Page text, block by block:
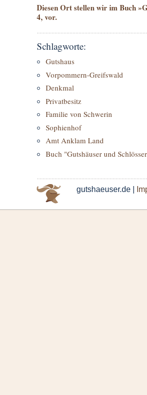
Diesen Ort stellen wir im Buch
4, vor.
Schlagworte:
Gutshaus
Vorpommern-Greifswald
Denkmal
Privatbesitz
Familie von Schwerin
Sophienhof
Amt Anklam Land
Buch "Gutshäuser und
gutshaeuser.de |